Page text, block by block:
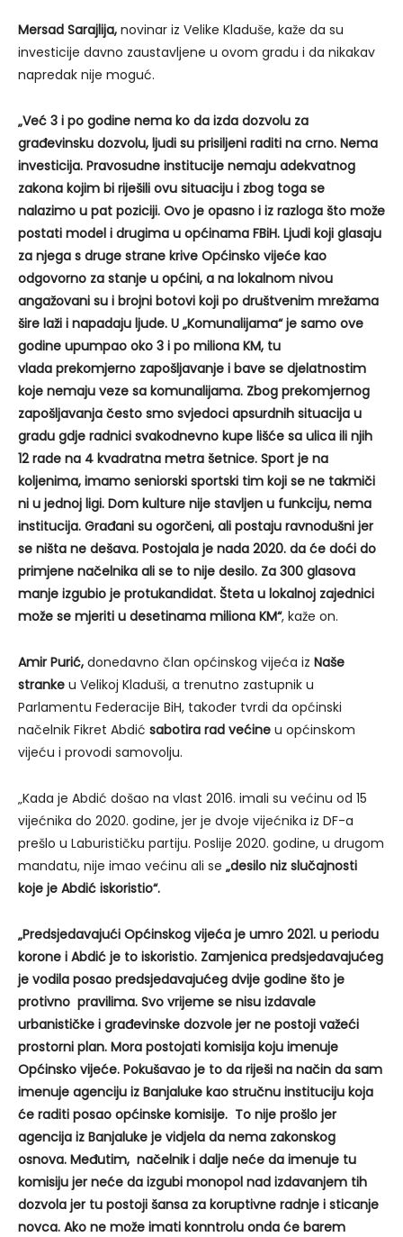
Mersad Sarajlija, novinar iz Velike Kladuše, kaže da su
investicije davno zaustavljene u ovom gradu i da nikakav
napredak nije moguć.
„Već 3 i po godine nema ko da izda dozvolu za
građevinsku dozvolu, ljudi su prisiljeni raditi na crno. Nema
investicija. Pravosudne institucije nemaju adekvatnog
zakona kojim bi riješili ovu situaciju i zbog toga se
nalazimo u pat poziciji. Ovo je opasno i iz razloga što može
postati model i drugima u općinama FBiH. Ljudi koji glasaju
za njega s druge strane krive Općinsko vijeće kao
odgovorno za stanje u općini, a na lokalnom nivou
angažovani su i brojni botovi koji po društvenim mrežama
šire laži i napadaju ljude. U „Komunalijama“ je samo ove
godine upumpao oko 3 i po miliona KM, tu
vlada prekomjerno zapošljavanje i bave se djelatnostim
koje nemaju veze sa komunalijama. Zbog prekomjernog
zapošljavanja često smo svjedoci apsurdnih situacija u
gradu gdje radnici svakodnevno kupe lišće sa ulica ili njih
12 rade na 4 kvadratna metra šetnice. Sport je na
koljenima, imamo seniorski sportski tim koji se ne takmiči
ni u jednoj ligi. Dom kulture nije stavljen u funkciju, nema
institucija. Građani su ogorčeni, ali postaju ravnodušni jer
se ništa ne dešava. Postojala je nada 2020. da će doći do
primjene načelnika ali se to nije desilo. Za 300 glasova
manje izgubio je protukandidat. Šteta u lokalnoj zajednici
može se mjeriti u desetinama miliona KM“, kaže on.
Amir Purić, donedavno član općinskog vijeća iz Naše
stranke u Velikoj Kladuši, a trenutno zastupnik u
Parlamentu Federacije BiH, također tvrdi da općinski
načelnik Fikret Abdić sabotira rad većine u općinskom
vijeću i provodi samovolju.
„Kada je Abdić došao na vlast 2016. imali su većinu od 15
vijećnika do 2020. godine, jer je dvoje vijećnika iz DF-a
prešlo u Laburističku partiju. Poslije 2020. godine, u drugom
mandatu, nije imao većinu ali se „desilo niz slučajnosti
koje je Abdić iskoristio“.
„Predsjedavajući Općinskog vijeća je umro 2021. u periodu
korone i Abdić je to iskoristio. Zamjenica predsjedavajućeg
je vodila posao predsjedavajućeg dvije godine što je
protivno pravilima. Svo vrijeme se nisu izdavale
urbanističke i građevinske dozvole jer ne postoji važeći
prostorni plan. Mora postojati komisija koju imenuje
Općinsko vijeće. Pokušavao je to da riješi na način da sam
imenuje agenciju iz Banjaluke kao stručnu instituciju koja
će raditi posao općinske komisije. To nije prošlo jer
agencija iz Banjaluke je vidjela da nema zakonskog
osnova. Međutim, načelnik i dalje neće da imenuje tu
komisiju jer neće da izgubi monopol nad izdavanjem tih
dozvola jer tu postoji šansa za koruptivne radnje i sticanje
novca. Ako ne može imati konntrolu onda će barem